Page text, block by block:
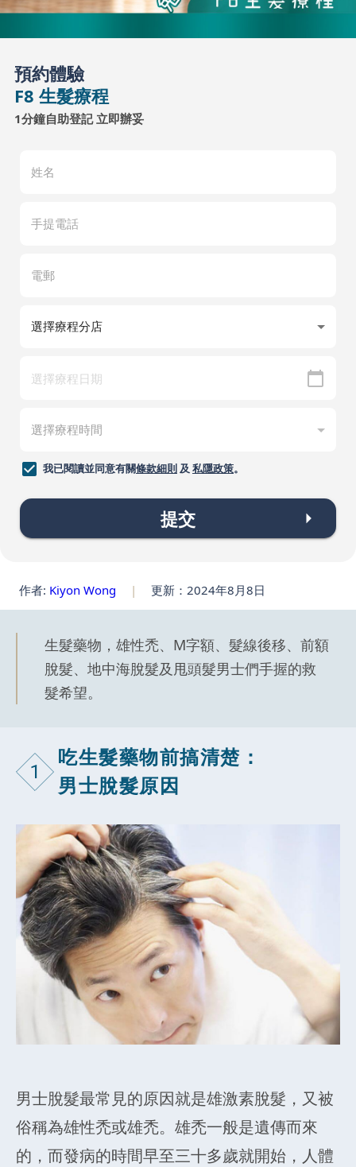
預約體驗
F8 生髮療程
1分鐘自助登記 立即辦妥
我已閱讀並同意有關條款細則及 私隱政策。
提交
作者: Kiyon Wong | 更新：2024年8月8日
生髮藥物，雄性禿、M字額、髮線後移、前額
脫髮、地中海脫髮及甩頭髮男士們手握的救
髮希望。
1
吃生髮藥物前搞清楚：
男士脫髮原因
男士脫髮最常見的原因就是雄激素脫髮，又被
俗稱為雄性禿或雄禿。雄禿一般是遺傳而來
的，而發病的時間早至三十多歲就開始，人體